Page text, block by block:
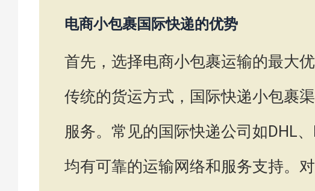
电商小包裹国际快递的优势
首先，选择电商小包裹运输的最大
传统的货运方式，国际快递小包裹
服务。常见的国际快递公司如DHL
均有可靠的运输网络和服务支持。